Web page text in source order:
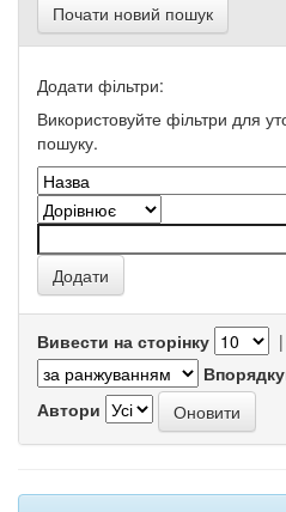
Почати новий пошук
Додати фільтри:
Використовуйте фільтри для
пошуку.
Вивести на сторінку |
Автори